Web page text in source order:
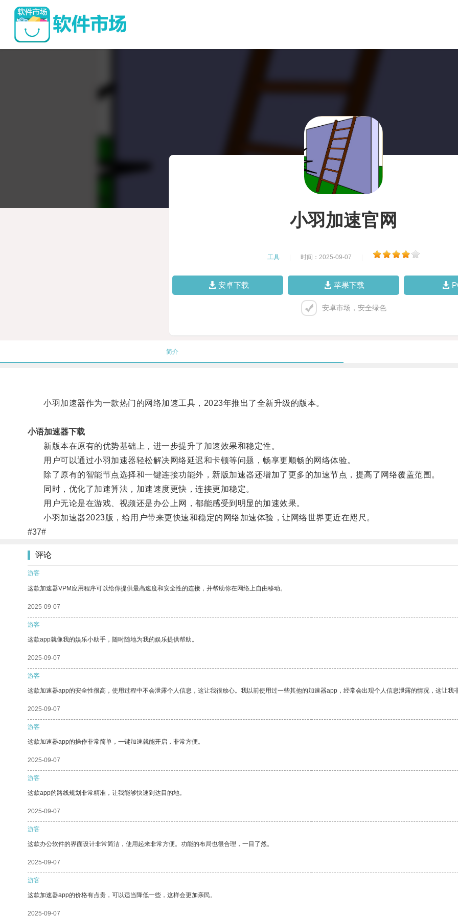
小羽加速官网
工具 时间：2025-09-07
安卓下载 苹果下载
安卓市场，安全绿色
简介
小羽加速器作为一款热门的网络加速工具，2023年推出了全新升级的版本。
小语加速器下载
新版本在原有的优势基础上，进一步提升了加速效果和稳定性。
用户可以通过小羽加速器轻松解决网络延迟和卡顿等问题，畅享更顺畅的网络体验。
除了原有的智能节点选择和一键连接功能外，新版加速器还增加了更多的加速节点，提高了网络覆盖范围。
同时，优化了加速算法，加速速度更快，连接更加稳定。
用户无论是在游戏、视频还是办公上网，都能感受到明显的加速效果。
小羽加速器2023版，给用户带来更快速和稳定的网络加速体验，让网络世界更近在咫尺。
#37#
评论
游客
这款加速器VPM应用程序可以给你提供最高速度和安全性的连接，并帮助你在网络上自由移动。
2025-09-07
游客
这款app就像我的娱乐小助手，随时随地为我的娱乐提供帮助。
2025-09-07
游客
这款加速器app的安全性很高，使用过程中不会泄露个人信息，这让我很放心。我以前使用过一些其他的加速器app，经常会出现个人信息泄露的情况，这让我
2025-09-07
游客
这款加速器app的操作非常简单，一键加速就能开启，非常方便。
2025-09-07
游客
这款app的路线规划非常精准，让我能够快速到达目的地。
2025-09-07
游客
这款办公软件的界面设计非常简洁，使用起来非常方便。功能的布局也很合理，一目了然。
2025-09-07
游客
这款加速器app的价格有点贵，可以适当降低一些，这样会更加亲民。
2025-09-07